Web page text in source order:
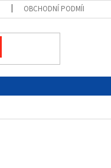
OBCHODNÍ PODMÍNKY